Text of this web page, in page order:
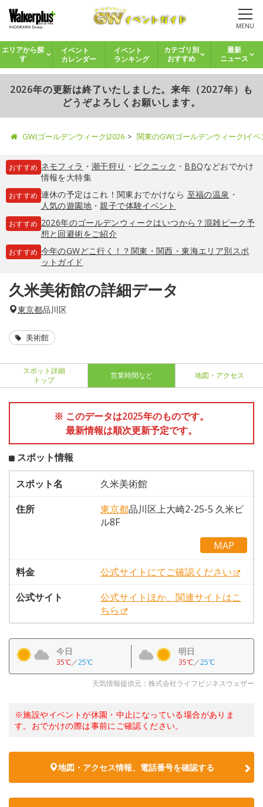
MENU
エリアから探
す
イベント
カレンダー
イベント
ランキング
カテゴリ別
おすすめ
最新
ニュース
2026年の更新は終了いたしました。来年（2027年）も
どうぞよろしくお願いします。
GW(ゴールデンウィーク)2026 関東のGW(ゴールデンウィーク)イ
おすすめ ネモフィラ ・ 潮干狩り ・ ピクニック ・ BBQなどおでかけ
情報を大特集
おすすめ 連休の予定はこれ！関東おでかけなら 至福の温泉 ・
人気の遊園地・親子で体験イベント
おすすめ 2026年のゴールデンウィークはいつから？混雑ピーク予
想と回避術をご紹介
おすすめ 今年のGWどこ行く！？関東・関西・東海エリア別スポ
ットガイド
久米美術館の詳細データ
東京都品川区
美術館
スポット詳細
トップ
営業時間など 地図・アクセス
※ このデータは2025年のものです。
最新情報は順次更新予定です。
スポット情報
スポット名
久米美術館
住所
東京都品川区上大崎2-25-5 久米ビ
ル8F
MAP
料金
公式サイトにてご確認ください
公式サイト
公式サイトほか、関連サイトはこ
ちら
今日
35℃／25℃
明日
35℃／25℃
天気情報提供元：株式会社ライフビジネスウェザー
※施設やイベントが休園・中止になっている場合がありま
す。おでかけの際は事前にご確認ください。
地図・アクセス情報、電話番号を確認する